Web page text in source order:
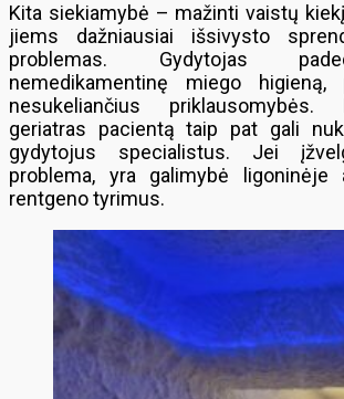
Kita siekiamybė – mažinti vaistų
jiems dažniausiai išsivysto
problemas. Gydytojas
nemedikamentinę miego higieną,
nesukeliančius priklausomybės.
geriatras pacientą taip pat gali
gydytojus specialistus. Jei
problema, yra galimybė
rentgeno tyrimus.